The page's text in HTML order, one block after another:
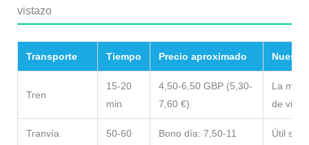
vistazo
Transporte Tiempo Precio aproximado
Tren
15-20
min
4,50-6,50 GBP (5,30-
7,60 €)
La
de
Tranvía
50-60
Bono día: 7,50-11
Útil si